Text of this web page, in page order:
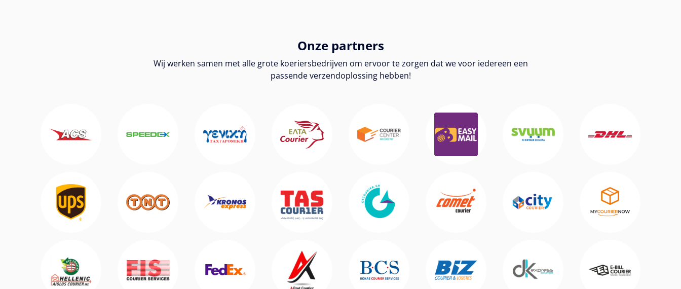
Onze partners
Wij werken samen met alle grote koeriersbedrijven om ervoor te zorgen dat we voor iedereen een
passende verzendoplossing hebben!